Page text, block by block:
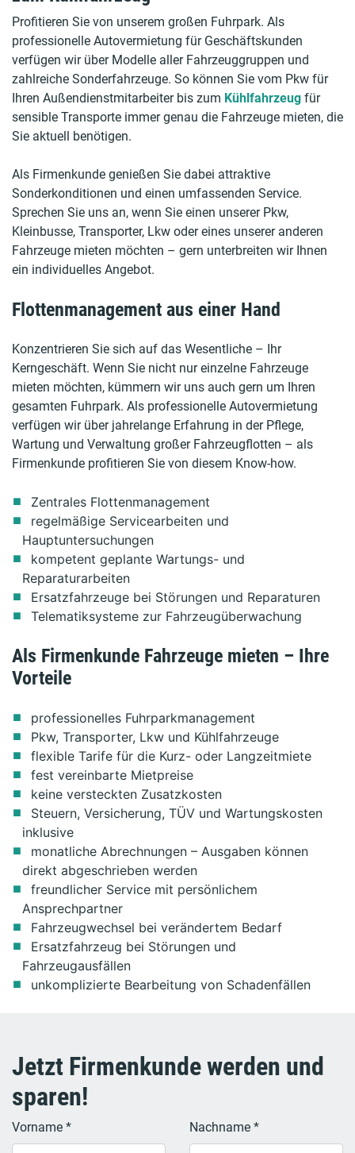
Profitieren Sie von unserem großen Fuhrpark. Als
professionelle Autovermietung für Geschäftskunden
verfügen wir über Modelle aller Fahrzeuggruppen und
zahlreiche Sonderfahrzeuge. So können Sie vom Pkw für
Ihren Außendienstmitarbeiter bis zum Kühlfahrzeug für
sensible Transporte immer genau die Fahrzeuge mieten, die
Sie aktuell benötigen.
Als Firmenkunde genießen Sie dabei attraktive
Sonderkonditionen und einen umfassenden Service.
Sprechen Sie uns an, wenn Sie einen unserer Pkw,
Kleinbusse, Transporter, Lkw oder eines unserer anderen
Fahrzeuge mieten möchten – gern unterbreiten wir Ihnen
ein individuelles Angebot.
Flottenmanagement aus einer Hand
Konzentrieren Sie sich auf das Wesentliche – Ihr
Kerngeschäft. Wenn Sie nicht nur einzelne Fahrzeuge
mieten möchten, kümmern wir uns auch gern um Ihren
gesamten Fuhrpark. Als professionelle Autovermietung
verfügen wir über jahrelange Erfahrung in der Pflege,
Wartung und Verwaltung großer Fahrzeugflotten – als
Firmenkunde profitieren Sie von diesem Know-how.
Zentrales Flottenmanagement
regelmäßige Servicearbeiten und
Hauptuntersuchungen
kompetent geplante Wartungs- und
Reparaturarbeiten
Ersatzfahrzeuge bei Störungen und Reparaturen
Telematiksysteme zur Fahrzeugüberwachung
Als Firmenkunde Fahrzeuge mieten – Ihre
Vorteile
professionelles Fuhrparkmanagement
Pkw, Transporter, Lkw und Kühlfahrzeuge
flexible Tarife für die Kurz- oder Langzeitmiete
fest vereinbarte Mietpreise
keine versteckten Zusatzkosten
Steuern, Versicherung, TÜV und Wartungskosten
inklusive
monatliche Abrechnungen – Ausgaben können
direkt abgeschrieben werden
freundlicher Service mit persönlichem
Ansprechpartner
Fahrzeugwechsel bei verändertem Bedarf
Ersatzfahrzeug bei Störungen und
Fahrzeugausfällen
unkomplizierte Bearbeitung von Schadenfällen
Jetzt Firmenkunde werden und
sparen!
Vorname * Nachname *